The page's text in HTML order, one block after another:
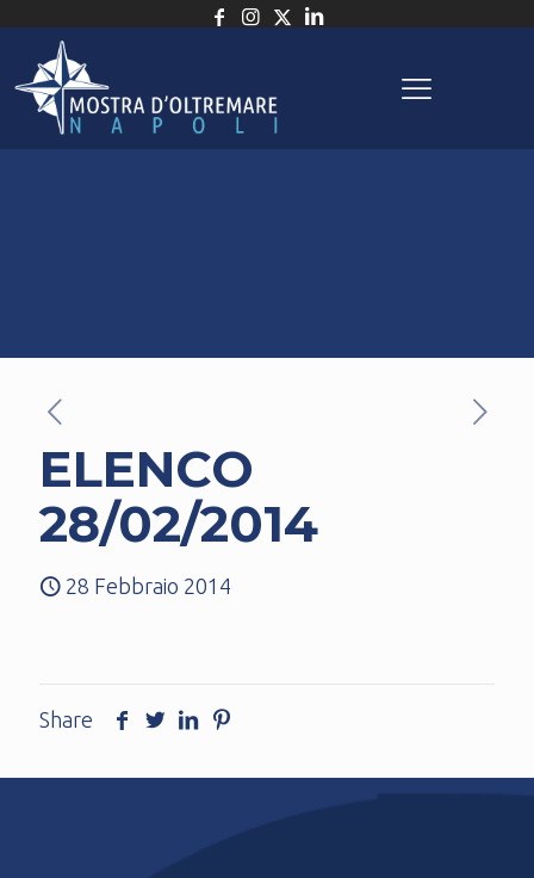
ELENCO
28/02/2014
28 Febbraio 2014
Share